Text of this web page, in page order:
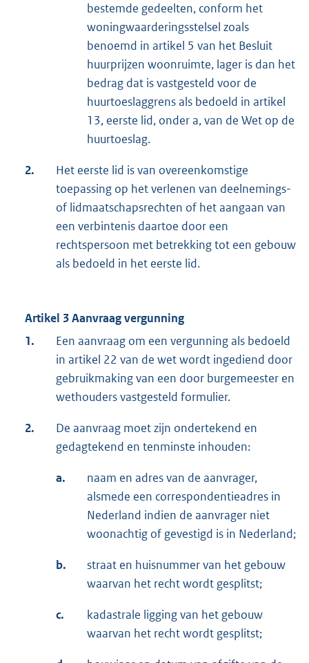
bestemde gedeelten, conform het
woningwaarderingsstelsel zoals
benoemd in artikel 5 van het Besluit
huurprijzen woonruimte, lager is dan het
bedrag dat is vastgesteld voor de
huurtoeslaggrens als bedoeld in artikel
13, eerste lid, onder a, van de Wet op de
huurtoeslag.
2.
Het eerste lid is van overeenkomstige
toepassing op het verlenen van deelnemings-
of lidmaatschapsrechten of het aangaan van
een verbintenis daartoe door een
rechtspersoon met betrekking tot een gebouw
als bedoeld in het eerste lid.
Artikel 3 Aanvraag vergunning
1.
Een aanvraag om een vergunning als bedoeld
in artikel 22 van de wet wordt ingediend door
gebruikmaking van een door burgemeester en
wethouders vastgesteld formulier.
2.
De aanvraag moet zijn ondertekend en
gedagtekend en tenminste inhouden:
a.
naam en adres van de aanvrager,
alsmede een correspondentieadres in
Nederland indien de aanvrager niet
woonachtig of gevestigd is in Nederland;
b.
straat en huisnummer van het gebouw
waarvan het recht wordt gesplitst;
c.
kadastrale ligging van het gebouw
waarvan het recht wordt gesplitst;